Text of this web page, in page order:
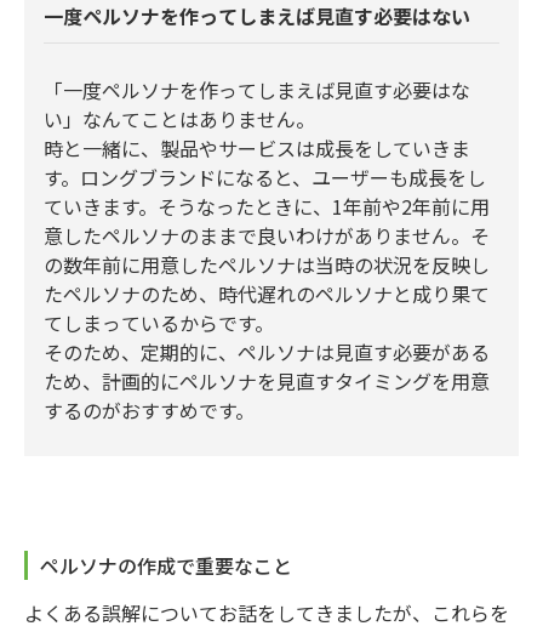
一度ペルソナを作ってしまえば見直す必要はない
「一度ペルソナを作ってしまえば見直す必要はな
い」なんてことはありません。
時と一緒に、製品やサービスは成長をしていきま
す。ロングブランドになると、ユーザーも成長をし
ていきます。そうなったときに、1年前や2年前に用
意したペルソナのままで良いわけがありません。そ
の数年前に用意したペルソナは当時の状況を反映し
たペルソナのため、時代遅れのペルソナと成り果て
てしまっているからです。
そのため、定期的に、ペルソナは見直す必要がある
ため、計画的にペルソナを見直すタイミングを用意
するのがおすすめです。
ペルソナの作成で重要なこと
よくある誤解についてお話をしてきましたが、これらを